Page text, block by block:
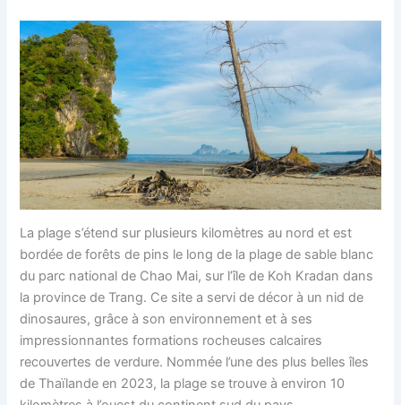
La plage s’étend sur plusieurs kilomètres au nord et est
bordée de forêts de pins le long de la plage de sable blanc
du parc national de Chao Mai, sur l’île de Koh Kradan dans
la province de Trang. Ce site a servi de décor à un nid de
dinosaures, grâce à son environnement et à ses
impressionnantes formations rocheuses calcaires
recouvertes de verdure. Nommée l’une des plus belles îles
de Thaïlande en 2023, la plage se trouve à environ 10